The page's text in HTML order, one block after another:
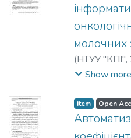
молочних
(НТУУ "КПІ",
Ф. Ф.;Чешук,
F.;Cheshuk,
Oliynychenko,
; Чешук,
Show more
Item Open